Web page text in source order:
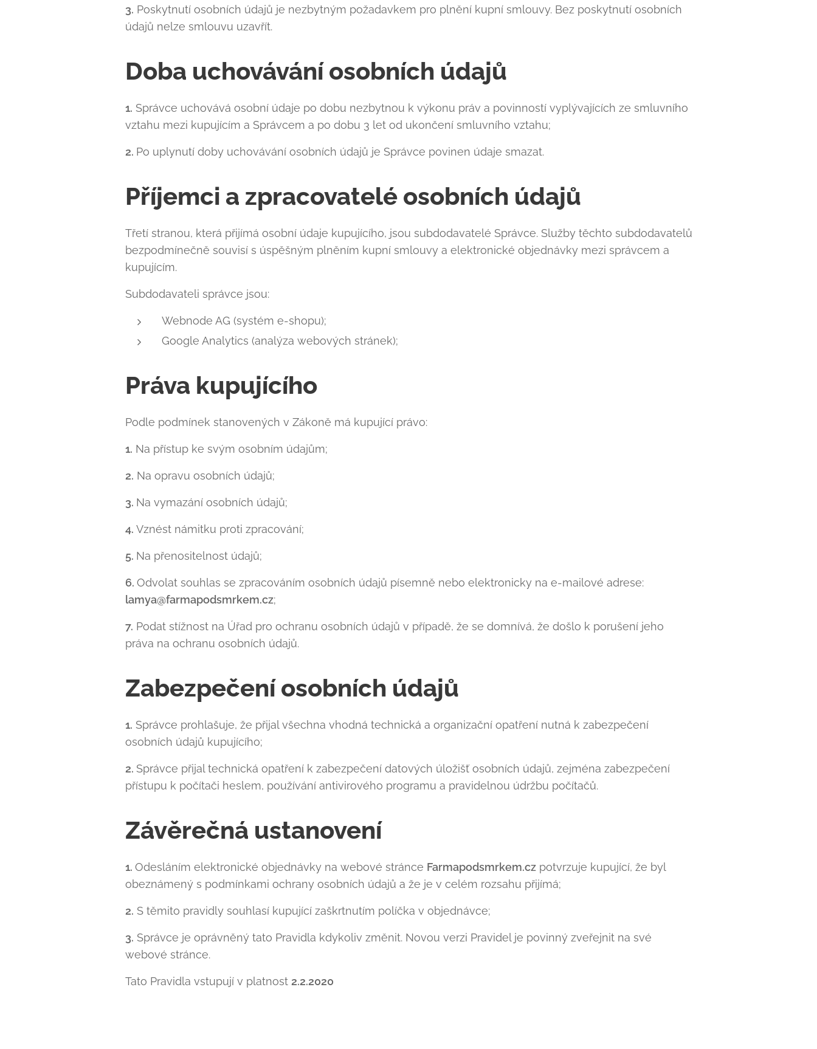
3. Poskytnutí osobních údajů je nezbytným požadavkem pro plnění kupní smlouvy. Bez poskytnutí osobních
údajů nelze smlouvu uzavřít.
Doba uchovávání osobních údajů
1. Správce uchovává osobní údaje po dobu nezbytnou k výkonu práv a povinností vyplývajících ze smluvního
vztahu mezi kupujícím a Správcem a po dobu 3 let od ukončení smluvního vztahu;
2. Po uplynutí doby uchovávání osobních údajů je Správce povinen údaje smazat.
Příjemci a zpracovatelé osobních údajů
Třetí stranou, která přijímá osobní údaje kupujícího, jsou subdodavatelé Správce. Služby těchto subdodavatelů
bezpodmínečně souvisí s úspěšným plněním kupní smlouvy a elektronické objednávky mezi správcem a
kupujícím.
Subdodavateli správce jsou:
Webnode AG (systém e-shopu);
Google Analytics (analýza webových stránek);
Práva kupujícího
Podle podmínek stanovených v Zákoně má kupující právo:
1. Na přístup ke svým osobním údajům;
2. Na opravu osobních údajů;
3. Na vymazání osobních údajů;
4. Vznést námitku proti zpracování;
5. Na přenositelnost údajů;
6. Odvolat souhlas se zpracováním osobních údajů písemně nebo elektronicky na e-mailové adrese:
lamya@farmapodsmrkem.cz;
7. Podat stížnost na Úřad pro ochranu osobních údajů v případě, že se domnívá, že došlo k porušení jeho
práva na ochranu osobních údajů.
Zabezpečení osobních údajů
1. Správce prohlašuje, že přijal všechna vhodná technická a organizační opatření nutná k zabezpečení
osobních údajů kupujícího;
2. Správce přijal technická opatření k zabezpečení datových úložišť osobních údajů, zejména zabezpečení
přístupu k počítači heslem, používání antivirového programu a pravidelnou údržbu počítačů.
Závěrečná ustanovení
1. Odesláním elektronické objednávky na webové stránce Farmapodsmrkem.czpotvrzuje kupující, že byl
obeznámený s podmínkami ochrany osobních údajů a že je v celém rozsahu přijímá;
2. S těmito pravidly souhlasí kupující zaškrtnutím políčka v objednávce;
3. Správce je oprávněný tato Pravidla kdykoliv změnit. Novou verzi Pravidel je povinný zveřejnit na své
webové stránce.
Tato Pravidla vstupují v platnost 2.2.2020